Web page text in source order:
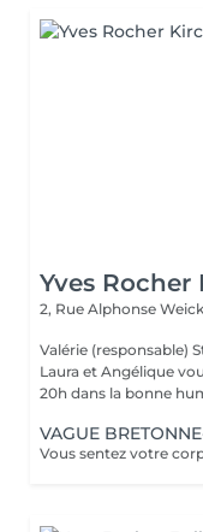
Yves
2, Rue Alphonse
Valérie (responsable)
Laura et Angélique
VAGUE